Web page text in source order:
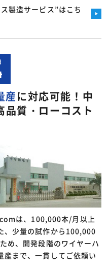
製造サービス”はこち
産に対応可能！ 中
品質・ローコスト
は、100,000本/月以上
、少量の試作から100,000
め、開発段階のワイヤーハ
産まで、一貫してご依頼い